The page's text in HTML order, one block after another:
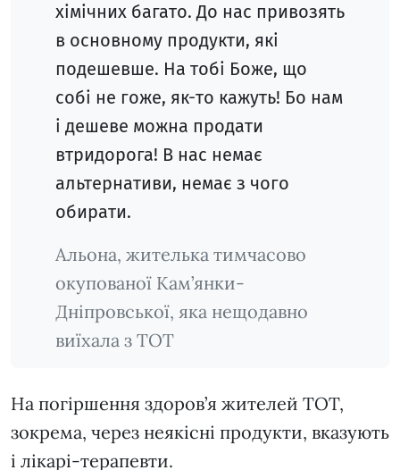
хімічних багато. До нас привозять
в основному продукти, які
подешевше. На тобі Боже, що
собі не гоже, як-то кажуть! Бо нам
і дешеве можна продати
втридорога! В нас немає
альтернативи, немає з чого
обирати.
Альона, жителька тимчасово
окупованої Кам’янки-
Дніпровської, яка нещодавно
виїхала з ТОТ
На погіршення здоров’я жителей ТОТ,
зокрема, через неякісні продукти, вказують
і лікарі-терапевти.